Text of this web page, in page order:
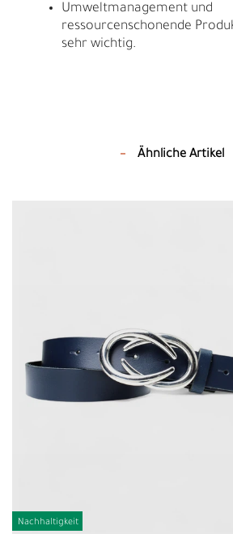
Umweltmanagement und
ressourcenschonende
sehr wichtig.
Ähnliche Artikel
Nachhaltigkeit